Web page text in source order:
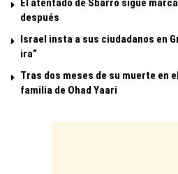
El atentado de Sbarro sigue
después
Israel insta a sus ciudadanos en
ira”
Tras dos meses de su muerte en
familia de Ohad Yaari